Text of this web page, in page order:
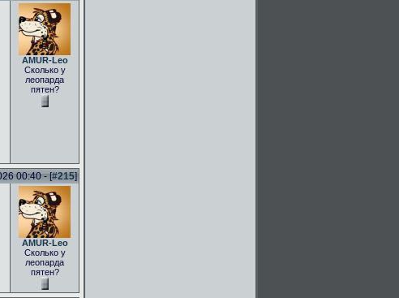
AMUR-Leo
Сколько у
леопарда
пятен?
00:40 - [#215]
AMUR-Leo
Сколько у
леопарда
пятен?